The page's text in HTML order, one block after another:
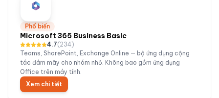
Phổ biến
Microsoft 365 Business Basic
4.7(234)
Teams, SharePoint, Exchange Online — bộ ứng dụng cộng
tác đám mây cho nhóm nhỏ. Không bao gồm ứng dụng
Office trên máy tính.
Xem chi tiết